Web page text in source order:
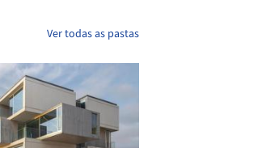
Ver todas as pastas